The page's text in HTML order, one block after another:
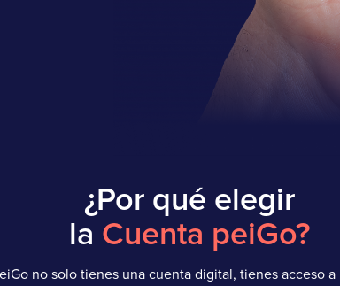
¿Por qué elegir
la Cuenta peiGo?
no solo tienes una cuenta digital, tienes acceso a